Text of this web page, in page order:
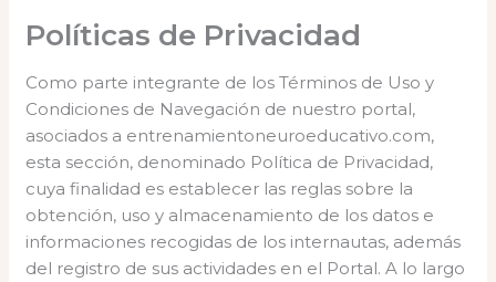
Políticas de Privacidad
Como parte integrante de los Términos de Uso y
Condiciones de Navegación de nuestro portal,
asociados a entrenamientoneuroeducativo.com,
esta sección, denominado Política de Privacidad,
cuya finalidad es establecer las reglas sobre la
obtención, uso y almacenamiento de los datos e
informaciones recogidas de los internautas, además
del registro de sus actividades en el Portal. A lo largo